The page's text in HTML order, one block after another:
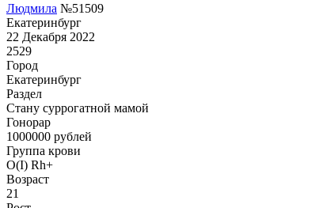
Людмила №51509
Екатеринбург
22 Декабря 2022
2529
Город
Екатеринбург
Раздел
Cтану суррогатной мамой
Гонoрар
1000000 рублей
Группа крови
O(I) Rh+
Возраст
21